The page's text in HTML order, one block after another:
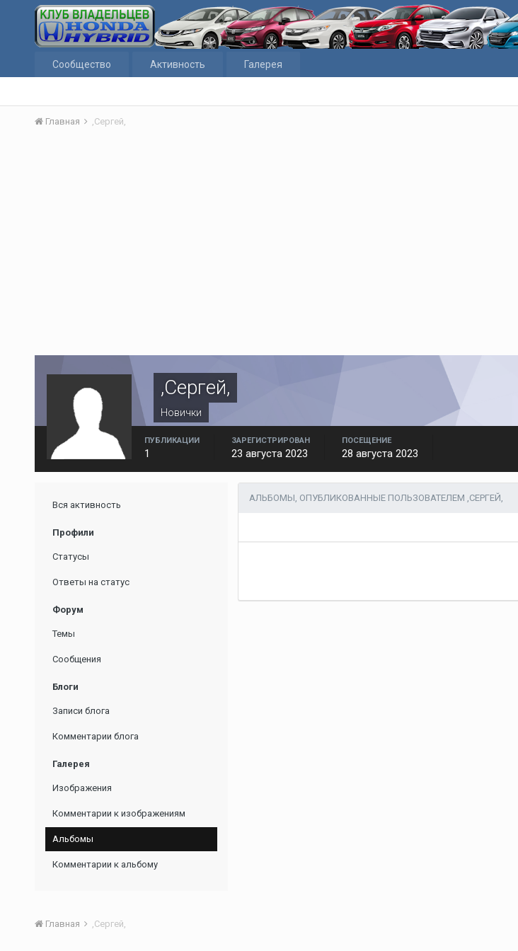
Сообщество Активность Галерея
Главная ,Сергей,
,Сергей,
Новички
ПУБЛИКАЦИИ
1
ЗАРЕГИСТРИРОВАН
23 августа 2023
ПОСЕЩЕНИЕ
28 августа 2023
Вся активность
Профили
Статусы
Ответы на статус
Форум
Темы
Сообщения
Блоги
Записи блога
Комментарии блога
Галерея
Изображения
Комментарии к изображениям
Альбомы
Комментарии к альбому
АЛЬБОМЫ, ОПУБЛИКОВАННЫЕ ПОЛЬЗОВАТЕЛЕМ ,СЕРГЕЙ,
Главная ,Сергей,